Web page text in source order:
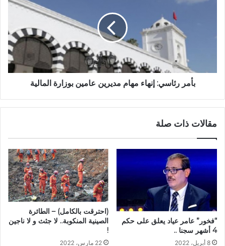
بأمر رئاسي: إنهاء مهام مديرين عامين بوزارة المالية
مقالات ذات صلة
“فخور” عامر عياد يعلق على حكم
4 أشهر سجنا ..
8 أبريل، 2022
(احترقت بالكامل) – الطائرة
الصينية المنكوبة.. لا جثث و لا ناجين
!
22 مارس، 2022